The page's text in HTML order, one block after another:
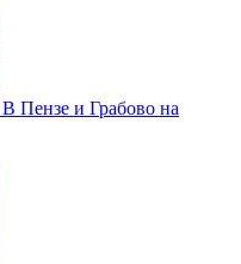
В Пензе и Грабово на